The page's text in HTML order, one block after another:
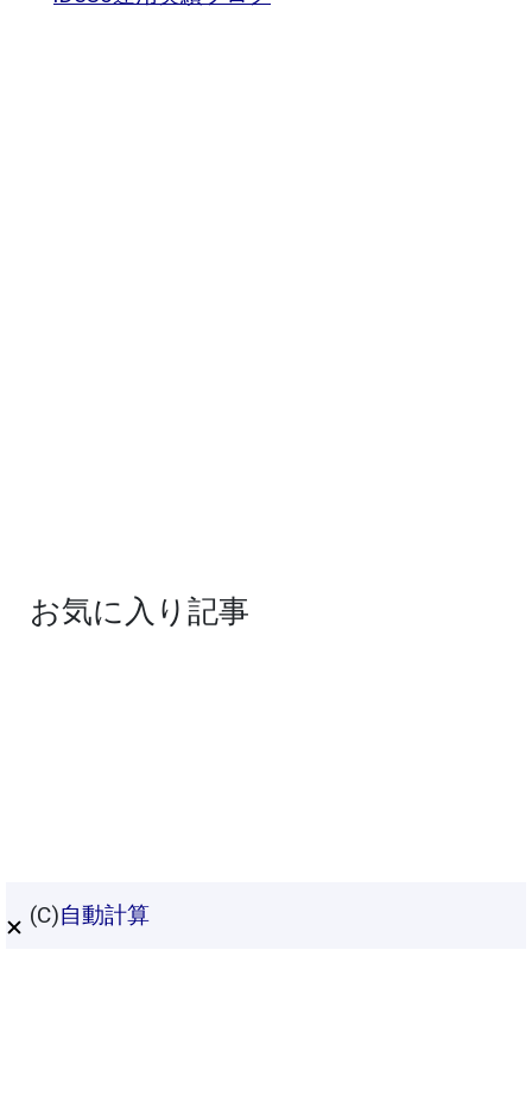
お気に入り記事
(C)自動計算